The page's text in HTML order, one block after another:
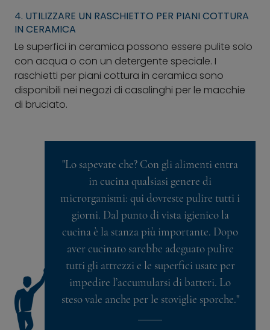
4. UTILIZZARE UN RASCHIETTO PER PIANI COTTURA
IN CERAMICA
Le superfici in ceramica possono essere pulite solo
con acqua o con un detergente speciale. I
raschietti per piani cottura in ceramica sono
disponibili nei negozi di casalinghi per le macchie
di bruciato.
"Lo sapevate che? Con gli alimenti entra
in cucina qualsiasi genere di
microrganismi: qui dovreste pulire tutti i
giorni. Dal punto di vista igienico la
cucina è la stanza più importante. Dopo
aver cucinato sarebbe adeguato pulire
tutti gli attrezzi e le superfici usate per
impedire l’accumularsi di batteri. Lo
steso vale anche per le stoviglie sporche."